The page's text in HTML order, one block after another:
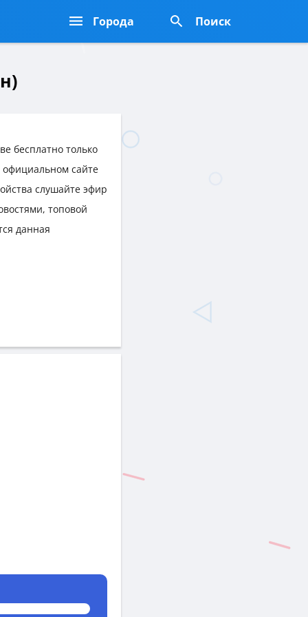
Города Поиск
бесплатно только
официальном сайте
слушайте эфир
топовой
данная